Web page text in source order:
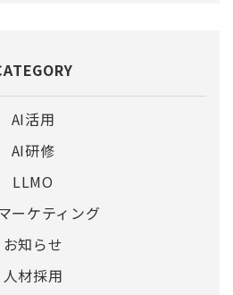
AI活用
AI研修
LLMO
ーケティング
お知らせ
人材採用